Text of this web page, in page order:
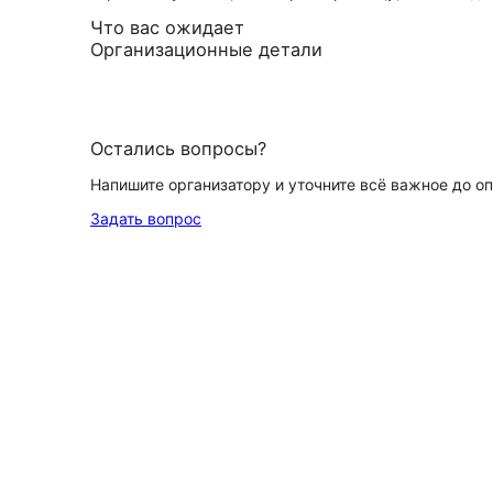
Что вас ожидает
Организационные детали
Остались вопросы?
Напишите организатору и уточните всё важное до
Задать вопрос